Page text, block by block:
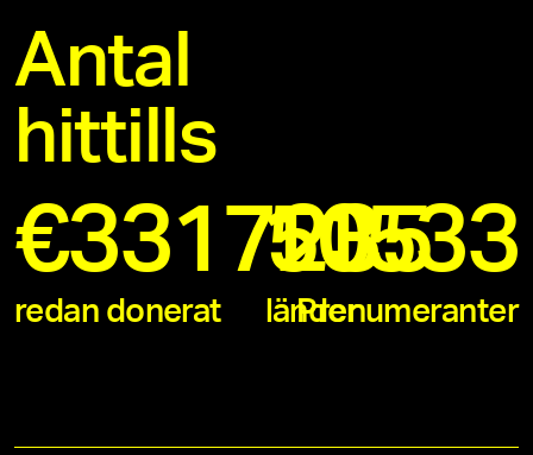
Antal
hittills
€3317235
redan donerat
50
länder
11533
Prenumeranter